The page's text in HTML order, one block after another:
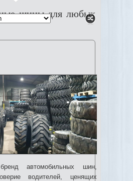
шины для любых
автомобильных шин,
водителей, ценящих